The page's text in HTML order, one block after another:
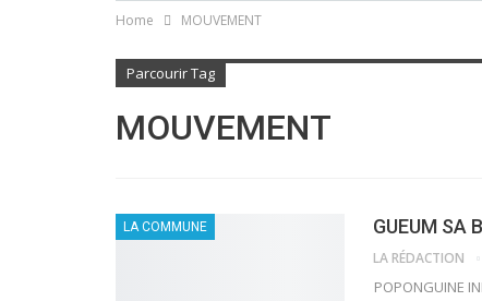
Home MOUVEMENT
Parcourir Tag
MOUVEMENT
LA COMMUNE GUEUM SA
LA RÉDACTION
POPONGUINE